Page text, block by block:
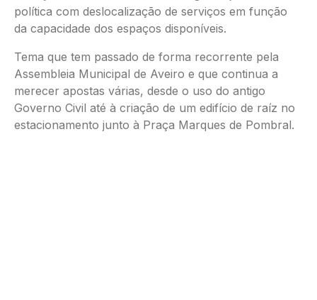
política com deslocalização de serviços em função
da capacidade dos espaços disponíveis.
Tema que tem passado de forma recorrente pela
Assembleia Municipal de Aveiro e que continua a
merecer apostas várias, desde o uso do antigo
Governo Civil até à criação de um edifício de raíz no
estacionamento junto à Praça Marques de Pombral.